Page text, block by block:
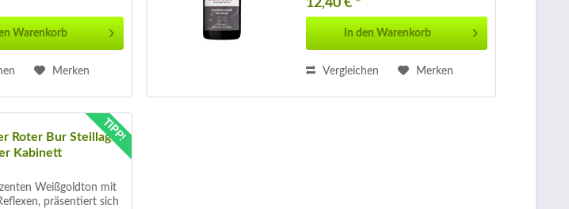
Warenkorb
Merken
Rubinrot...
12,40 € *
In den Warenkorb
Vergleichen Merken
TIPP!
Roter Bur Steillage
Kabinett
Weißgoldton mit
präsentiert sich